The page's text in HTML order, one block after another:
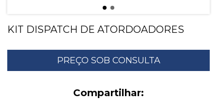
KIT DISPATCH DE ATORDOADORES
Compartilhar: